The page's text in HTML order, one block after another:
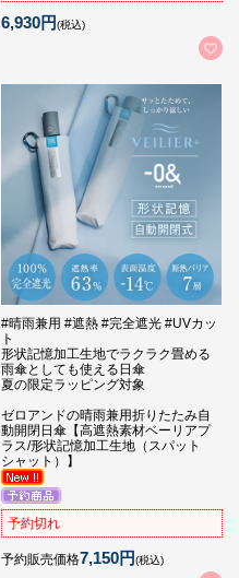
6,930円(税込)
#晴雨兼用 #遮熱 #完全遮光 #UVカッ
ト
形状記憶加工生地でラクラク畳める
雨傘としても使える日傘
夏の限定ラッピング対象
ゼロアンドの晴雨兼用折りたたみ自
動開閉日傘【高遮熱素材ベーリアプ
ラス/形状記憶加工生地（スパット
シャット）】
予約切れ
予約販売価格7,150円(税込)